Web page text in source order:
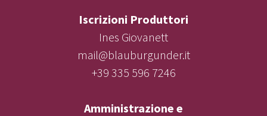
Iscrizioni Produttori
Ines Giovanett
mail@blauburgunder.it
+39 335 596 7246
Amministrazione e